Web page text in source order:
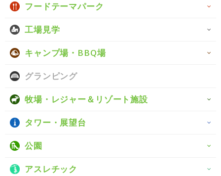
フードテーマパーク
工場見学
キャンプ場・BBQ場
グランピング
牧場・レジャー＆リゾート施設
タワー・展望台
公園
アスレチック